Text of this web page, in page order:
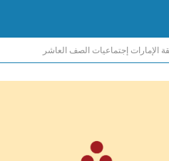
الإمارات إجتماعيات الصف العاشر